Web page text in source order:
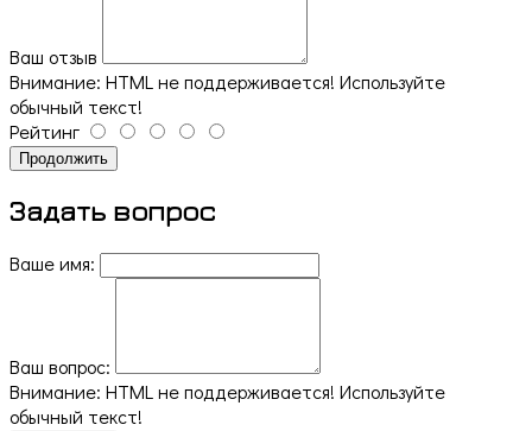
Ваш отзыв
Внимание: HTML не поддерживается! Используйте
обычный текст!
Рейтинг
Продолжить
Задать вопрос
Ваше имя:
Ваш вопрос:
Внимание: HTML не поддерживается! Используйте
обычный текст!